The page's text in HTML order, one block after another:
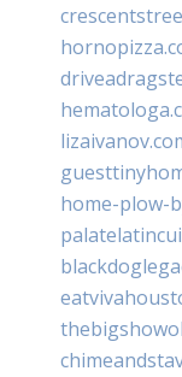
home-plow-